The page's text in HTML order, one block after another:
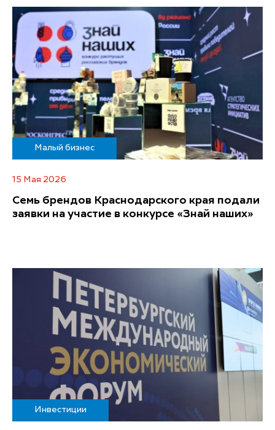
Малый бизнес
15 Мая 2026
Семь брендов Краснодарского края подали
заявки на участие в конкурсе «Знай наших»
Инвестиции